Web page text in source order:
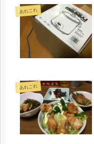
あれこれ
あれこれ